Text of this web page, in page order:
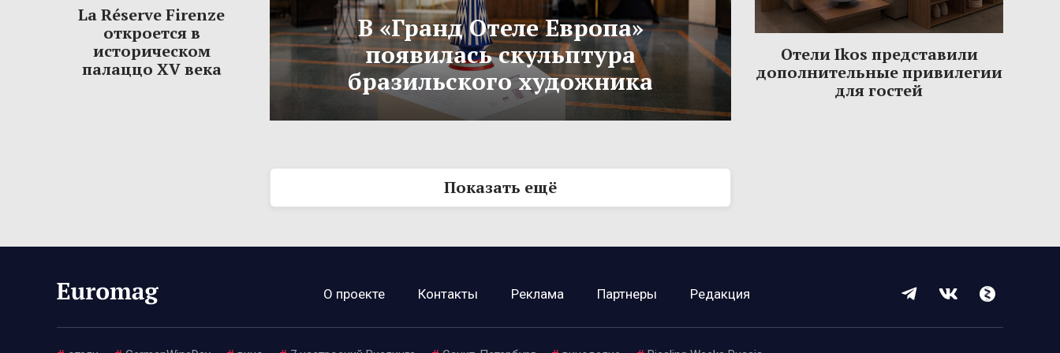
La Réserve Firenze
откроется в
историческом
палаццо XV века
В «Гранд Отеле Европа»
появилась скульптура
бразильского художника
Отели Ikos представили
дополнительные привилегии
для гостей
Показать ещё
О проекте Контакты Реклама Партнеры Редакция